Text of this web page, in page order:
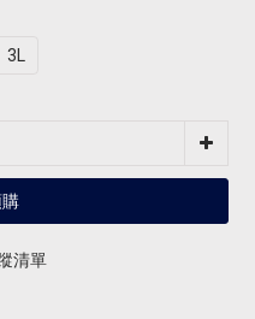
3L
清單